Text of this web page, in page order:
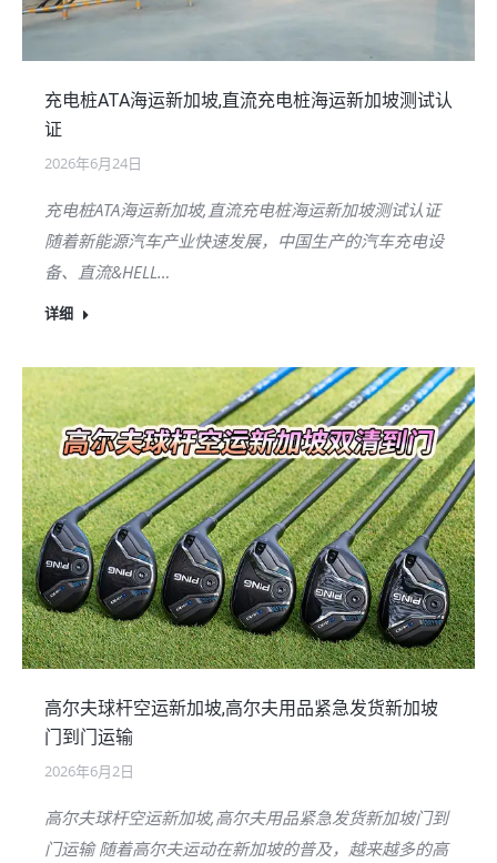
充电桩ATA海运新加坡,直流充电桩海运新加坡测试认
证
2026年6月24日
充电桩ATA海运新加坡,直流充电桩海运新加坡测试认证
随着新能源汽车产业快速发展，中国生产的汽车充电设
备、直流&HELL…
详细
高尔夫球杆空运新加坡,高尔夫用品紧急发货新加坡
门到门运输
2026年6月2日
高尔夫球杆空运新加坡,高尔夫用品紧急发货新加坡门到
门运输 随着高尔夫运动在新加坡的普及，越来越多的高